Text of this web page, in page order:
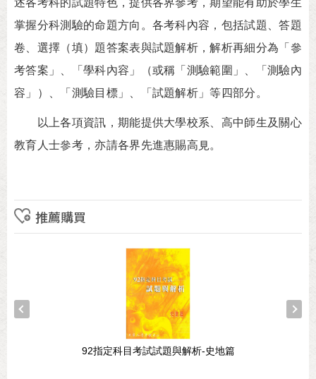
述各考科的試題特色，提供各界參考，期望能有助於學生
掌握分科測驗的命題方向。各考科內容，包括試題、答題
卷、選擇（填）題答案表與試題解析，解析再細分為「參
考答案」、「學科內容」（或稱「測驗範圍」、「測驗內
容」）、「測驗目標」、「試題解析」等四部分。
以上各項資訊，期能提供大學校系、高中師生及關心
教育人士參考，亦請各界先進惠賜高見。
推薦購買
92指定科目考試試題與解析-史地篇